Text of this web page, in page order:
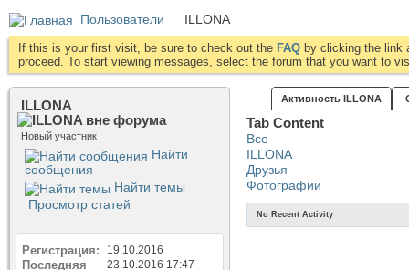
Пользователи ILLONA
If this is your first visit, be sure to check out the FAQ by clicking the link
proceed. To start viewing messages, select the forum that you want to
ILLONA
Новый участник
Найти
сообщения
Найти темы
Просмотр статей
Регистрация 19.10.2016
Последняя
23.10.2016 17:47
Активность ILLONA
Tab Content
Все
ILLONA
Друзья
Фотографии
No Recent Activity